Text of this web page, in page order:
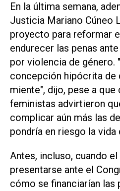
En la última semana,
Justicia Mariano Cúneo
proyecto para reformar
endurecer las penas
por violencia de género.
concepción hipócrita de
miente", dijo, pese a
feministas advirtieron
complicar aún más las
pondría en riesgo la vida
Antes, incluso, cuando
presentarse ante el
cómo se financiarían las